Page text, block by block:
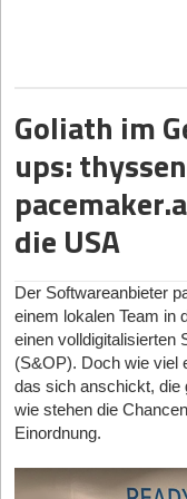
Angeführt wird die
kanadischen Fintech-
Beteiligung der
bemerkenswert, da
Valar Ventures (Peter
und wie behauptet
von aggressiven
Die Gründerhistorie:
Gegründet wurde
CEO), Anton Rummel,
Haslebacher. Die
Erfahrungen im
Goliath im
ups:
die USA
Der Softwareanbieter
einem lokalen Team in
einen volldigitalisierten
(S&OP). Doch wie viel
das sich anschickt, die
wie stehen die
Einordnung.